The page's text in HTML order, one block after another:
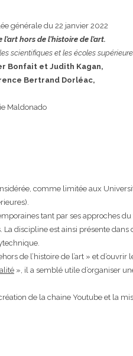
générale du 22 janvier 2022
hors de l’histoire de l’art.
scientifiques et les écoles
Bonfait et Judith Kagan,
Bertrand Dorléac,
Maldonado
comme limitée aux
tant par ses approches
discipline est ainsi présente dans
de l’histoire de l’art » et
», il a semblé utile d’organiser
de la chaine Youtube et la